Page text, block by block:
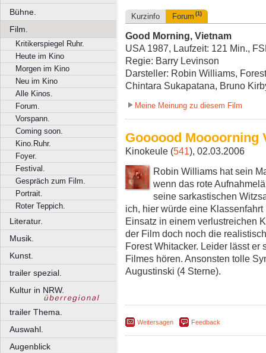
Bühne.
Film.
Kritikerspiegel Ruhr.
Heute im Kino
Morgen im Kino
Neu im Kino
Alle Kinos.
Forum.
Vorspann.
Coming soon.
Kino.Ruhr.
Foyer.
Festival.
Gespräch zum Film.
Portrait.
Roter Teppich.
Literatur.
Musik.
Kunst.
trailer spezial.
Kultur in NRW.
trailer Thema.
Auswahl.
Augenblick
Kurzinfo Forum (1)
Good Morning, Vietnam
USA 1987, Laufzeit: 121 Min.,
Regie: Barry Levinson
Darsteller: Robin Williams,
Chintara Sukapatana, Bruno
Meine Meinung zu diesem Film
Goooood Moooorning
Kinokeule (541), 02.03.2006
Robin Williams hat sein
wenn das rote
seine sarkastischen
ich, hier würde eine
Einsatz in einem verlustreichen
der Film doch noch die
Forest Whitacker. Leider lässt er
Filmes hören. Ansonsten tolle
Augustinski (4 Sterne).
Weitersagen Feedback